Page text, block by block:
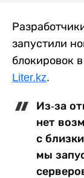
запустили
блокировок
Liter.kz.
Из-за
нет
с
мы